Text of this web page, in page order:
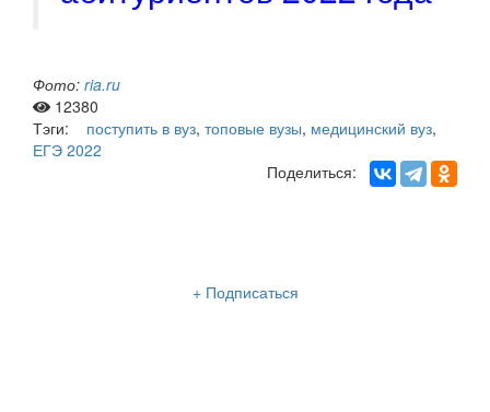
Фото: ria.ru
12380
Тэги:
поступить в вуз, топовые вузы, медицинский вуз,
ЕГЭ 2022
Поделиться:
+ Подписаться